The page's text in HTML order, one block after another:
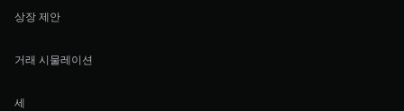
상장 제안
거래 시물레이션
세